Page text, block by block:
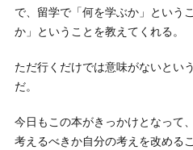
で、留学で「何を学ぶか」という
か」ということを教えてくれる。
ただ行くだけでは意味がないとい
だ。
今日もこの本がきっかけとなって
考えるべきか自分の考えを改める